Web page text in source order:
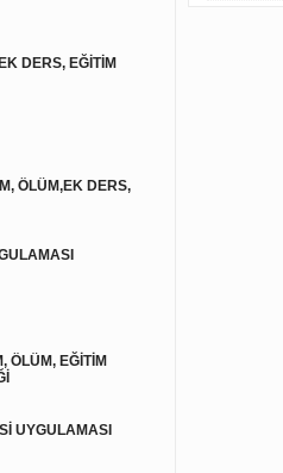
DERS, EĞİTİM
ÖLÜM,EK DERS,
ÖLÜM, EĞİTİM
UYGULAMASI